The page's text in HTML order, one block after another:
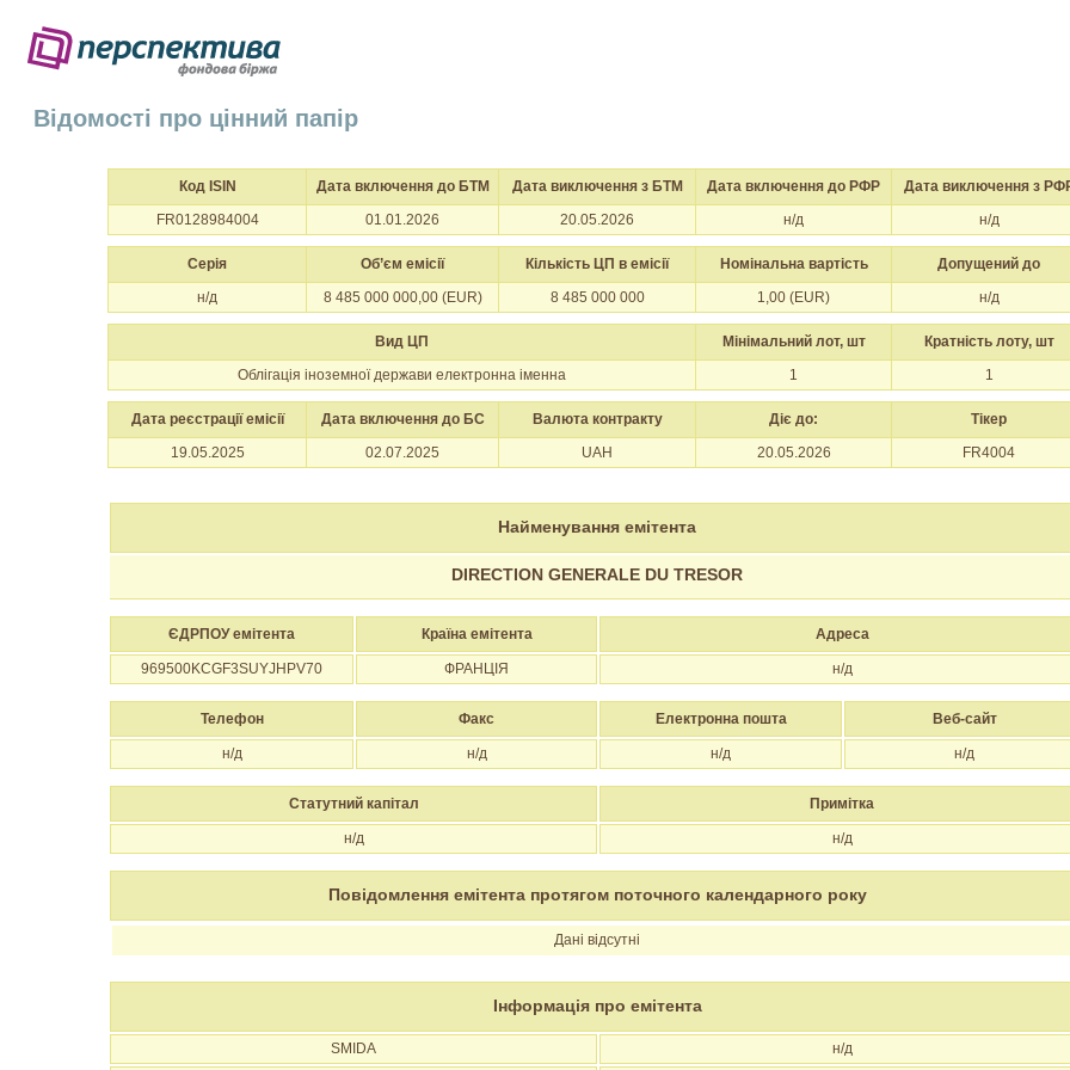
Відомості про цінний папір
Код ISIN Дата включення до БТМ Дата виключення з БТМ Дата включення до РФР
Дата виключення з
FR0128984004
01.01.2026 20.05.2026 н/д н/д
Серія Об’єм емісії Кількість ЦП в емісії Номінальна вартість
Допущений до
н/д
8 485 000 000,00 (EUR) 8 485 000 000 1,00 (EUR) н/д
Вид ЦП Мінімальний лот, шт
Кратність лоту, шт
Облігація іноземної держави електронна іменна
1 1
Дата реєстрації емісії Дата включення до БС Валюта контракту Діє до:
Тікер
19.05.2025
02.07.2025 UAH 20.05.2026 FR4004
Найменування емітента
DIRECTION GENERALE DU TRESOR
ЄДРПОУ емітента Країна емітента Адреса
969500KCGF3SUYJHPV70 ФРАНЦІЯ н/д
Телефон Факс Електронна пошта Веб-сайт
н/д н/д н/д н/д
Статутний капітал Примітка
н/д н/д
Повідомлення емітента протягом поточного календарного року
Дані відсутні
Інформація про емітента
SMIDA н/д